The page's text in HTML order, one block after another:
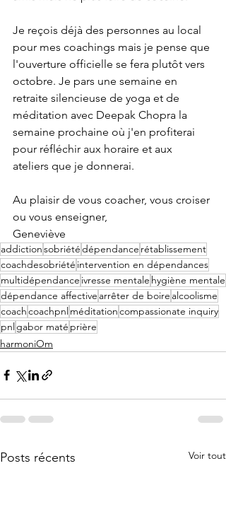
Je reçois déjà des personnes au local
pour mes coachings mais je pense que
l'ouverture officielle se fera plutôt vers
octobre. Je pars une semaine en
retraite silencieuse de yoga et de
méditation avec Deepak Chopra la
semaine prochaine où j'en profiterai
pour réfléchir aux horaire et aux
ateliers que je donnerai.
Au plaisir de vous coacher, vous croiser
ou vous enseigner,
Geneviève
addictionsobriétédépendance rétablissement
coachdesobriété intervention en dépendances
multidépendance ivresse mentale hygiène mentale
dépendance affective arrêter de boire alcoolisme
coachcoachpnlméditationcompassionate inquiry
pnlgabor maté prière
harmoniOm
Posts récents Voir tout